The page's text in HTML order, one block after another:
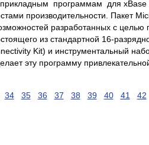
прикладным программам для
производительности. Пакет
разработанных с
из стандартной 16-
Kit) и инструментальный
эту программу
34 35 36 37 38 39 40 41 42